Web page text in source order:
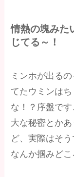
情熱の塊みた
じてる～！
ミンホが出る
てたウミンは
な！？序盤で
大な秘密とか
ど、実際はそ
なんか掴みどこ